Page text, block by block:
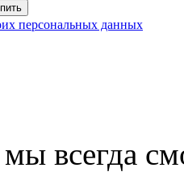
персональных данных
всегда